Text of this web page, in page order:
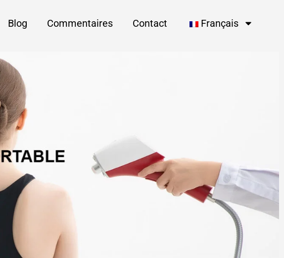
Blog Commentaires Contact Français